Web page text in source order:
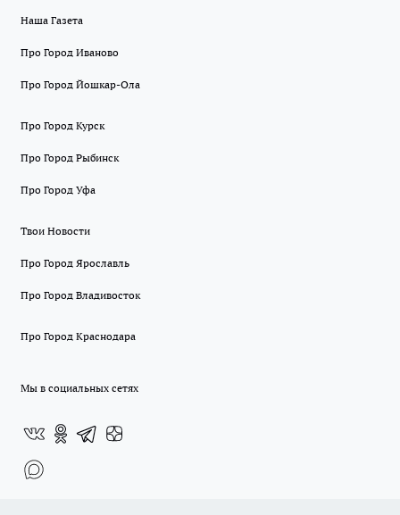
Наша Газета
Про Город Иваново
Про Город Йошкар-Ола
Про Город Курск
Про Город Рыбинск
Про Город Уфа
Твои Новости
Про Город Ярославль
Про Город Владивосток
Про Город Краснодара
Мы в социальных сетях